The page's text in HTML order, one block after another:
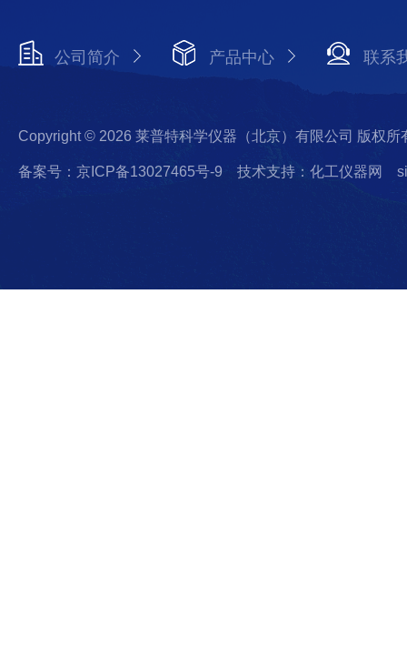
公司简介 产品中心 联系
Copyright © 2026 莱普特科学仪器（北京）有限公司 版权所
备案号：京ICP备13027465号-9 技术支持：化工仪器网